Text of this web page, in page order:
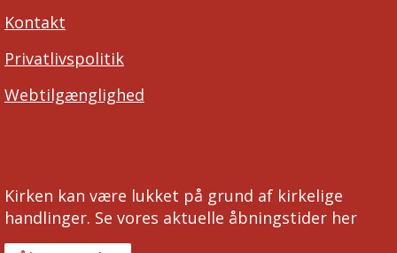
Kontakt
Privatlivspolitik
Webtilgænglighed
Kirken kan være lukket på grund af kirkelige
handlinger. Se vores aktuelle åbningstider her